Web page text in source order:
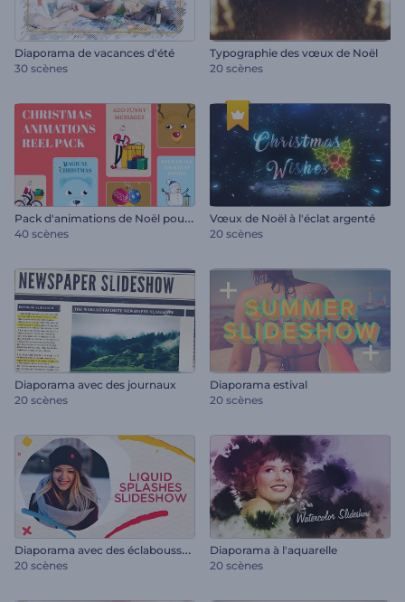
Diaporama de vacances d'été
30 scènes
Typographie des vœux de Noël
20 scènes
P
ack d'animations de Noël pour Reels
40 scènes
Vœux de Noël à l'éclat argenté
20 scènes
Diaporama avec des journaux
20 scènes
Diaporama estival
20 scènes
D
iaporama avec des éclaboussures de liquide
20 scènes
Diaporama à l'aquarelle
20 scènes